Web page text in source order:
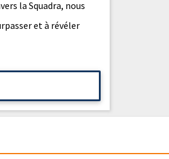
la Squadra, nous
et à révéler